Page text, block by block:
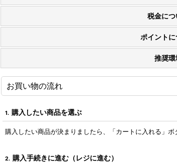
税金につ
ポイントに
推奨環
お買い物の流れ
1. 購入したい商品を選ぶ
購入したい商品が決まりましたら、「カートに入れる」
2. 購入手続きに進む（レジに進む）